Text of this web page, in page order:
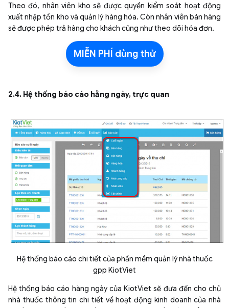
Theo đó, nhân viên kho sẽ được quyền kiểm soát hoạt động
xuất nhập tồn kho và quản lý hàng hóa. Còn nhân viên bán hàng
sẽ được phép trả hàng cho khách cũng như theo dõi hóa đơn.
MIỄN PHÍ dùng thử
2.4. Hệ thống báo cáo hằng ngày, trực quan
Hệ thống báo cáo chi tiết của phần mềm quản lý nhà thuốc
gpp KiotViet
Hệ thống báo cáo hàng ngày của KiotViet sẽ đưa đến cho chủ
nhà thuốc thông tin chi tiết về hoạt động kinh doanh của nhà